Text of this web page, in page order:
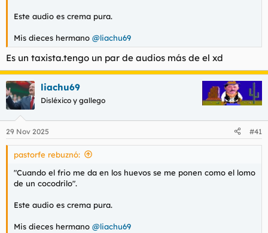
Este audio es crema pura.
Mis dieces hermano @liachu69
Es un taxista.tengo un par de audios más de el xd
liachu69
Disléxico y gallego
29 Nov 2025 #41
pastorfe rebuznó:
"Cuando el frio me da en los huevos se me ponen como el lomo
de un cocodrilo".
Este audio es crema pura.
Mis dieces hermano @liachu69